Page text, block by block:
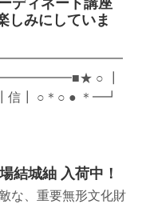
ディネート講座
しみにしていま
○ ┃
┃ ○＊○ ● ＊━┛
結城紬 入荷中！
な、重要無形文化財